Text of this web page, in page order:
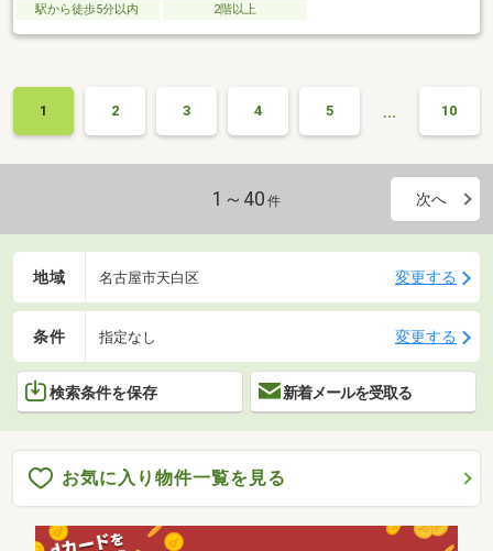
駅から徒歩5分以内 2階以上
1 2 3 4 5 … 10
1～40 件 次へ
地域 名古屋市天白区 変更する
条件 指定なし 変更する
検索条件を保存 新着メールを受取る
お気に入り物件一覧を見る